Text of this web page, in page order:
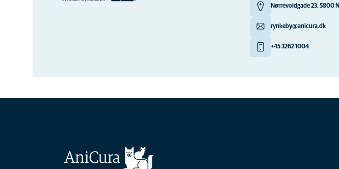
Nørrevoldgade 23, 5800
rynkeby@anicura.dk
+45 3262 1004